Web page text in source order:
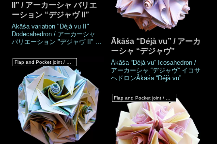
II” / アーカーシャ バリエ
ーション “デジャヴ II”
Ākāśa variation "Déjà vu II"
Dodecahedron / アーカーシャ
バリエーション "デジャヴ II" ド
"Déjà vu II" Icosahedron / アー
カーシャ バリエーション "デジ
ャヴ II" イコサヘドロンWork's
DataAuthorMio
TsugawaCreatedSep.2021Made
Sep.2021DrawingOct.2021Numb
er of parts60 p
Ākāśa “Déjà vu” / アーカ
ーシャ “デジャヴ”
Ākāśa “Déjà vu” Icosahedron /
アーカーシャ “デジャヴ” イコサ
ヘドロンĀkāśa “Déjà vu”
“デジャヴ” ドデカヘドロン
Work's DataAuthorMio
TsugawaCreatedSep.2021Made
Sep.2021DrawingOct.2021Numb
er of parts60 piecesPaper
size7.5 cm (Square
paper)Joining mate
Flap and Pocket joint / フラップ & ポケットジョイント